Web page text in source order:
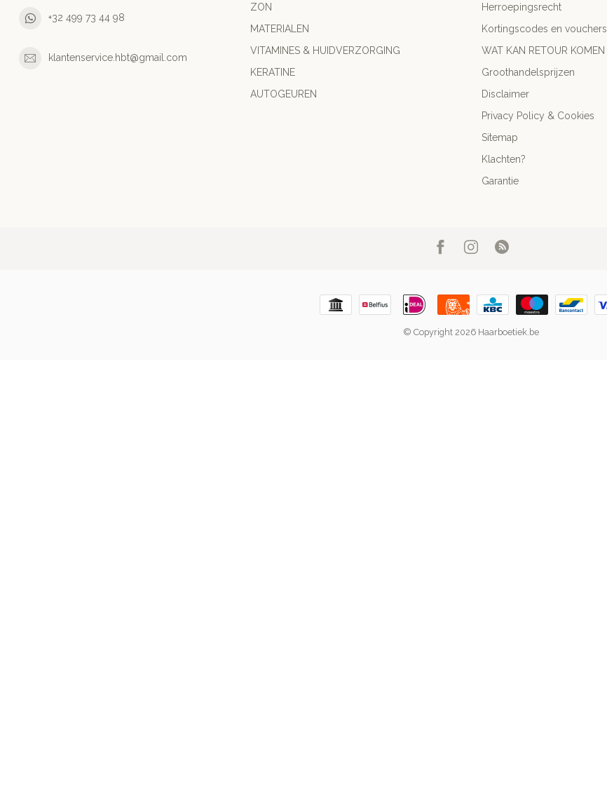
+32 499 73 44 98
klantenservice.hbt@gmail.com
ZON
MATERIALEN
VITAMINES & HUIDVERZORGING
KERATINE
AUTOGEUREN
Herroepingsrecht
Kortingscodes en vouchers
WAT KAN RETOUR KOMEN
Groothandelsprijzen
Disclaimer
Privacy Policy & Cookies
Sitemap
Klachten?
Garantie
© Copyright 2026 Haarboetiek.be